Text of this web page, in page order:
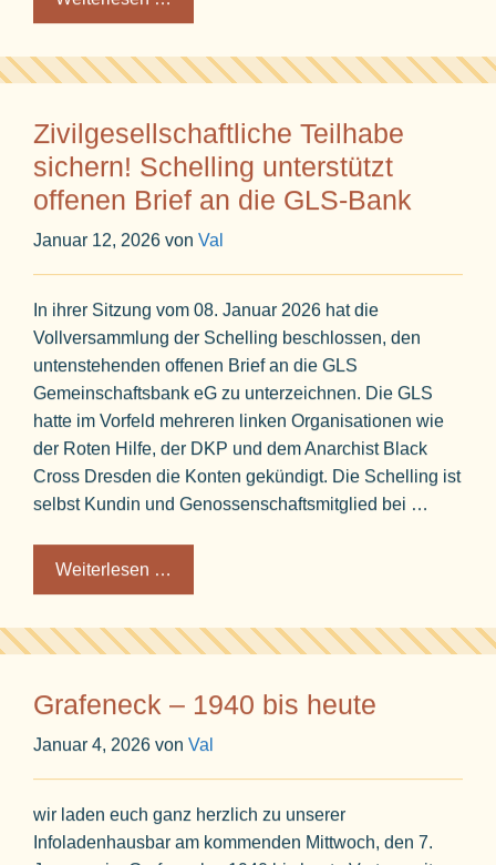
Zivilgesellschaftliche Teilhabe
sichern! Schelling unterstützt
offenen Brief an die GLS-Bank
Januar 12, 2026 von Val
In ihrer Sitzung vom 08. Januar 2026 hat die
Vollversammlung der Schelling beschlossen, den
untenstehenden offenen Brief an die GLS
Gemeinschaftsbank eG zu unterzeichnen. Die GLS
hatte im Vorfeld mehreren linken Organisationen wie
der Roten Hilfe, der DKP und dem Anarchist Black
Cross Dresden die Konten gekündigt. Die Schelling ist
selbst Kundin und Genossenschaftsmitglied bei …
Weiterlesen …
Grafeneck – 1940 bis heute
Januar 4, 2026 von Val
wir laden euch ganz herzlich zu unserer
Infoladenhausbar am kommenden Mittwoch, den 7.